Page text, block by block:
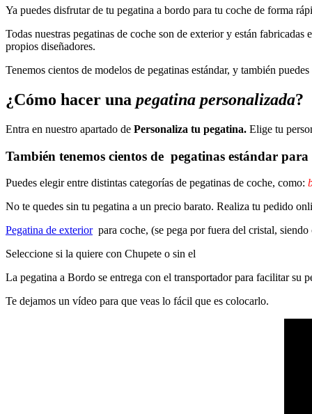
Ya puedes disfrutar de tu pegatina a bordo para tu coche de forma
Todas nuestras pegatinas de coche son de exterior y están
propios diseñadores.
Tenemos cientos de modelos de pegatinas estándar, y también
¿Cómo hacer una pegatina personalizada?
Entra en nuestro apartado de Personaliza tu pegatina. Elige tu
También tenemos cientos de pegatinas estándar para
Puedes elegir entre distintas categorías de pegatinas de coche, como:
No te quedes sin tu pegatina a un precio barato. Realiza tu pedido
Pegatina de exteriorpara coche, (se pega por fuera del cristal,
Seleccione si la quiere con Chupete o sin el
La pegatina a Bordo se entrega con el transportador para facilitar su
Te dejamos un vídeo para que veas lo fácil que es colocarlo.